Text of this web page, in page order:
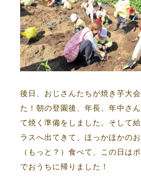
後日、おじさんたちが焼き芋大
た！朝の登園後、年長、年中さ
て焼く準備をしました。そして
ラスへ出てきて、ほっかほかの
（もっと？）食べて、この日は
でおうちに帰りました！